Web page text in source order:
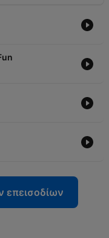
επεισοδίων